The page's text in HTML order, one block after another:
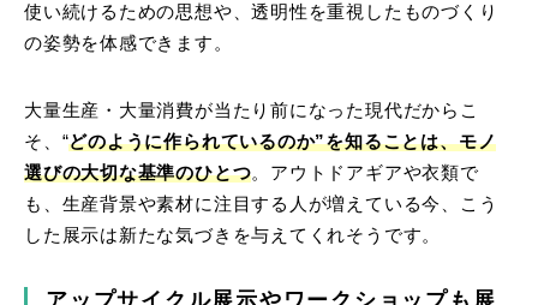
使い続けるための思想や、透明性を重視したものづくり
の姿勢を体感できます。
大量生産・大量消費が当たり前になった現代だからこ
そ、“どのように作られているのか”を知ることは、モノ
選びの大切な基準のひとつ。アウトドアギアや衣類で
も、生産背景や素材に注目する人が増えている今、こう
した展示は新たな気づきを与えてくれそうです。